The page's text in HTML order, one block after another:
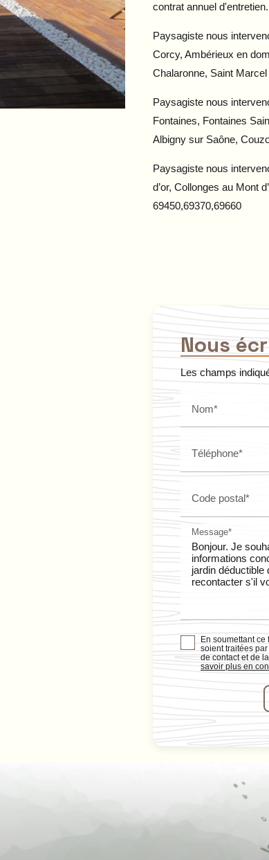
contrat annuel d'entretien.
Paysagiste nous
Corcy, Ambérieux en
Chalaronne, Saint
Paysagiste nous
Fontaines, Fontaines
Albigny sur Saône,
Paysagiste nous
d’or, Collonges au Mont
69450,69370,69660
Nous
Les champs
Nom*
Téléphone*
Code postal*
Message*
En soumettant
soient traitées par
de contact et de
savoir plus en